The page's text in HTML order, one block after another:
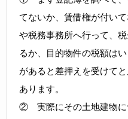
てないか、賃借権が付い
や税務事務所へ行って、
るか、目的物件の税額は
があると差押えを受けて
あります。
② 実際にその土地建物に